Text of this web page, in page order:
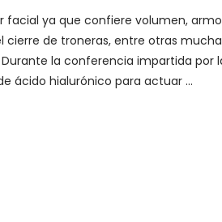
ya que confiere volumen,
de troneras, entre otras
la conferencia impartida por
ácido hialurónico para actuar